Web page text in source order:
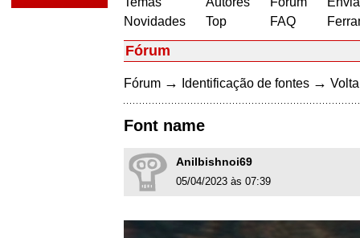
Novidades
Top
FAQ
Fórum
Fórum → Identificação de fontes →
Font name
Anilbishnoi69
05/04/2023 às 07:39